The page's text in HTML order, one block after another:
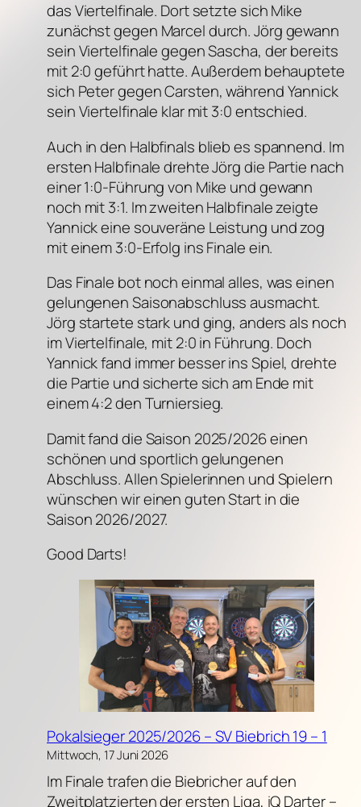
das Viertelfinale. Dort setzte sich Mike
zunächst gegen Marcel durch. Jörg gewann
sein Viertelfinale gegen Sascha, der bereits
mit 2:0 geführt hatte. Außerdem behauptete
sich Peter gegen Carsten, während Yannick
sein Viertelfinale klar mit 3:0 entschied.
Auch in den Halbfinals blieb es spannend. Im
ersten Halbfinale drehte Jörg die Partie nach
einer 1:0-Führung von Mike und gewann
noch mit 3:1. Im zweiten Halbfinale zeigte
Yannick eine souveräne Leistung und zog
mit einem 3:0-Erfolg ins Finale ein.
Das Finale bot noch einmal alles, was einen
gelungenen Saisonabschluss ausmacht.
Jörg startete stark und ging, anders als noch
im Viertelfinale, mit 2:0 in Führung. Doch
Yannick fand immer besser ins Spiel, drehte
die Partie und sicherte sich am Ende mit
einem 4:2 den Turniersieg.
Damit fand die Saison 2025/2026 einen
schönen und sportlich gelungenen
Abschluss. Allen Spielerinnen und Spielern
wünschen wir einen guten Start in die
Saison 2026/2027.
Good Darts!
Pokalsieger 2025/2026 – SV Biebrich 19 – 1
Mittwoch, 17 Juni 2026
Im Finale trafen die Biebricher auf den
Zweitplatzierten der ersten Liga, iQ Darter –